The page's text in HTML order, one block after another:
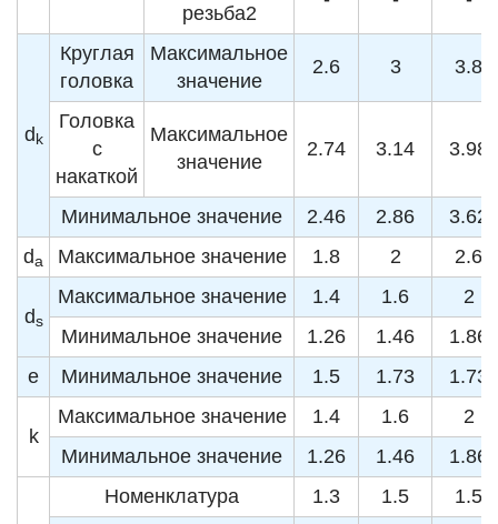
резьба2
d k
Круглая
головка
Максимальное
значение
2.6 3 3.8
Головка
с
накаткой
Максимальное
значение
2.74 3.14 3.98
Минимальное значение 2.46 2.86
3.62
da Максимальное значение 1.8 2 2.6
ds
Максимальное значение 1.4 1.6
2
Минимальное значение
1.26 1.46
1.86
e
Минимальное значение 1.5 1.73 1.73
k
Максимальное значение 1.4 1.6
2
Минимальное значение
1.26 1.46 1.86
Номенклатура 1.3 1.5
1.5